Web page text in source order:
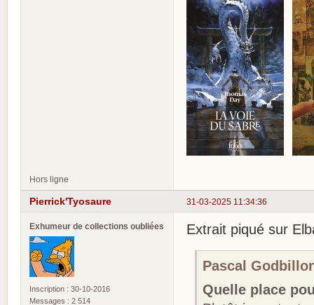
Hors ligne
31-03-2025 11:34:36
Pierrick'Tyosaure
Exhumeur de collections oubliées
Inscription : 30-10-2016
Messages : 2 514
Extrait piqué sur
Pascal
Quelle place